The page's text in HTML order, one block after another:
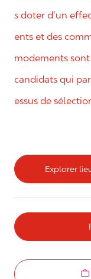
s doter d’un
ents et des
modements
candidats qui
essus de
Explorer